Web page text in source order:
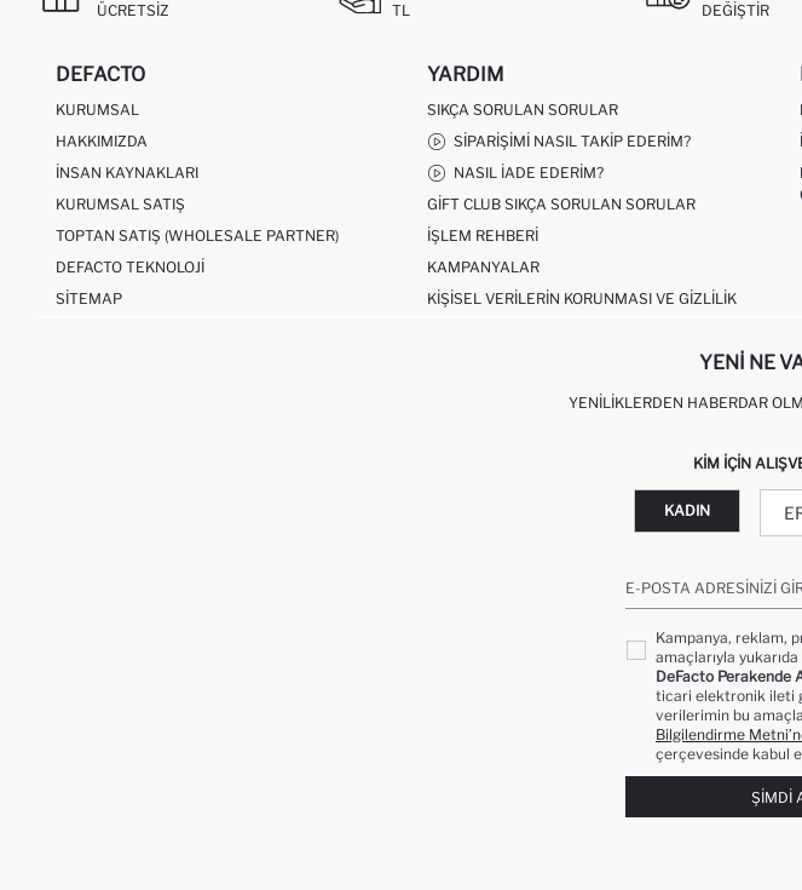
ÜCRETSIZ
TL
DEĞIŞTIR
DEFACTO
KURUMSAL
HAKKIMIZDA
İNSAN KAYNAKLARI
KURUMSAL SATIŞ
TOPTAN SATIŞ (WHOLESALE PARTNER)
DEFACTO TEKNOLOJI
SITEMAP
YARDIM
SIKÇA SORULAN SORULAR
SIPARIŞIMI NASIL TAKIP EDERIM?
NASIL İADE EDERIM?
GIFT CLUB SIKÇA SORULAN SORULAR
İŞLEM REHBERI
KAMPANYALAR
KIŞISEL VERILERIN KORUNMASI VE GIZLILIK
YENI NE
YENILIKLERDEN HABERDAR
KIM IÇIN
KADIN
E-POSTA ADRESINIZI
Kampanya, reklam,
amaçlarıyla
DeFacto Perakende
ticari elektronik ileti
verilerimin bu
Bilgilendirme
çerçevesinde kabul
ŞIMDI